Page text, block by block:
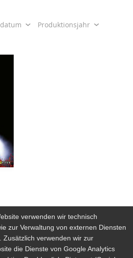
Produktionsjahr
verwenden wir technisch
zur Verwaltung von externen Diensten
Zusätzlich verwenden wir zur
die Dienste von Google Analytics